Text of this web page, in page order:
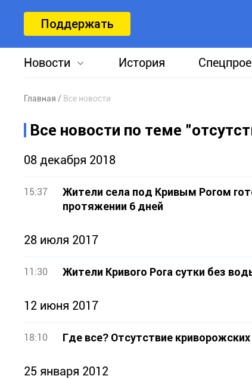
Поддержать
Новости История
Главная Все новости
Все новости по теме
08 декабря 2018
15:37
Жители села под Кривым Рогом
протяжении 6 дней
28 июля 2017
11:30 Жители Кривого Рога сутки без
12 июня 2017
18:10 Где все? Отсутствие
25 января 2012